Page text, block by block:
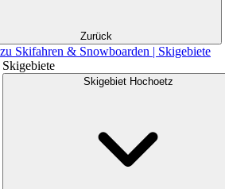
Zurück
Skifahren & Snowboarden | Skigebiete
Skigebiete
Skigebiet Hochoetz